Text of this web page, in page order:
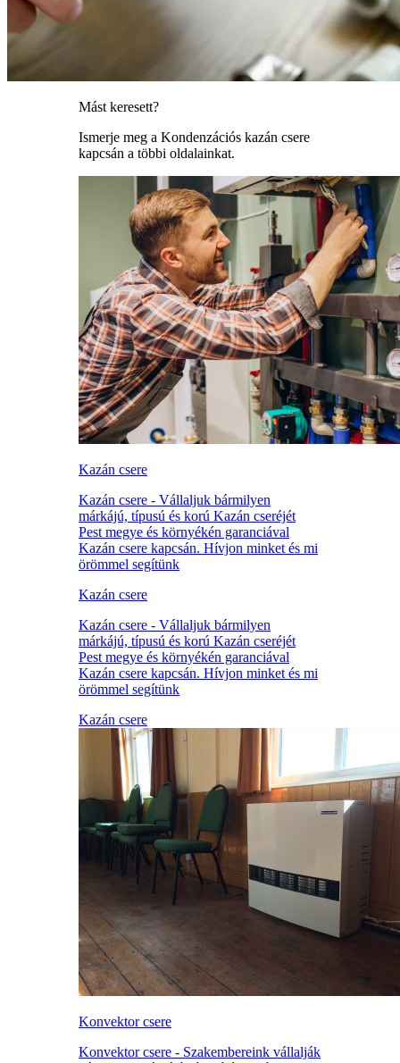
Mást keresett?
Ismerje meg a Kondenzációs kazán csere
kapcsán a többi oldalainkat.
Kazán csere
Kazán csere - Vállaljuk bármilyen
márkájú, típusú és korú Kazán cseréjét
Pest megye és környékén garanciával
Kazán csere kapcsán. Hívjon minket és mi
örömmel segítünk
Kazán csere
Kazán csere - Vállaljuk bármilyen
márkájú, típusú és korú Kazán cseréjét
Pest megye és környékén garanciával
Kazán csere kapcsán. Hívjon minket és mi
örömmel segítünk
Kazán csere
Konvektor csere
Konvektor csere - Szakembereink vállalják